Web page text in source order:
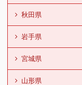
秋田県
岩手県
宮城県
山形県